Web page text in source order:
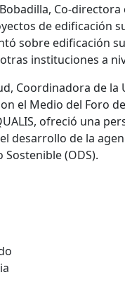
Co-directora
de edificación
sobre edificación
instituciones a
Coordinadora de la
el Medio del Foro
ofreció una
desarrollo de la
(ODS).